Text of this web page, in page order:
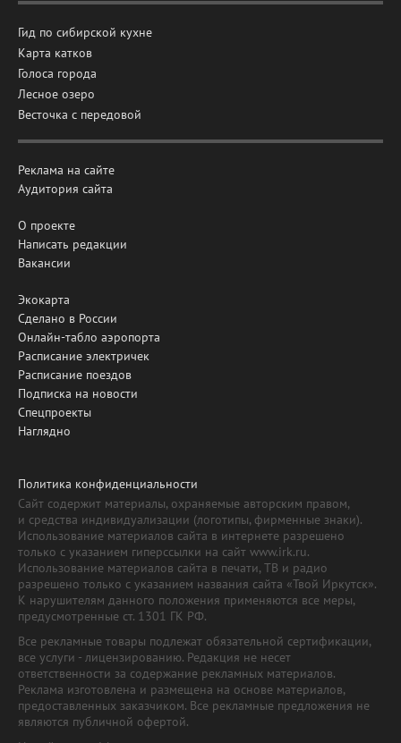
Гид по сибирской кухне
Карта катков
Голоса города
Лесное озеро
Весточка с передовой
Реклама на сайте
Аудитория сайта
О проекте
Написать редакции
Вакансии
Экокарта
Сделано в России
Онлайн-табло аэропорта
Расписание электричек
Расписание поездов
Подписка на новости
Спецпроекты
Наглядно
Политика конфиденциальности
Сайт содержит материалы, охраняемые авторским правом,
и средства индивидуализации (логотипы, фирменные знаки).
Использование материалов сайта в интернете разрешено
только с указанием гиперссылки на сайт www.irk.ru.
Использование материалов сайта в печати, ТВ и радио
разрешено только с указанием названия сайта «Твой Иркутск».
К нарушителям данного положения применяются все меры,
предусмотренные ст. 1301 ГК РФ.
Все рекламные товары подлежат обязательной сертификации,
все услуги - лицензированию. Редакция не несет
ответственности за содержание рекламных материалов.
Реклама изготовлена и размещена на основе материалов,
предоставленных заказчиком. Все рекламные предложения не
являются публичной офертой.